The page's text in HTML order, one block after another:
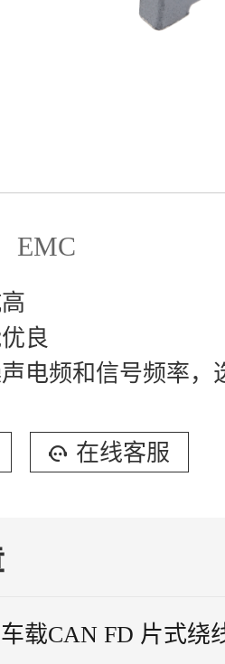
EMC
良
电频和信号频率，
在线客服
载CAN FD 片式绕